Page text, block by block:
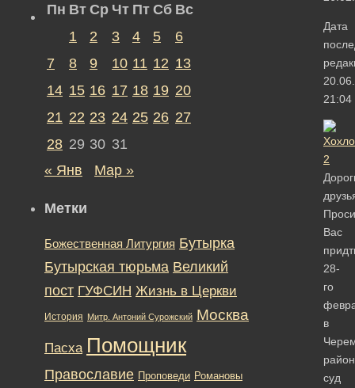
Дата
21:04
Вас
28-
го
в
суд
Пн Вт Ср Чт Пт Сб Вс
1
2 3 4 5
6
7
8 9 10 11 12 13
14 15 16 17 18 19 20
21 22 23 24 25 26 27
28 29 30 31
« Янв
Мар »
Метки
Божественная Литургия Бутырка
Бутырская тюрьма Великий
пост ГУФСИН Жизнь в Церкви
История Митр. Антоний Сурожский Москва
Пасха Помощник
Православие Проповеди Романовы